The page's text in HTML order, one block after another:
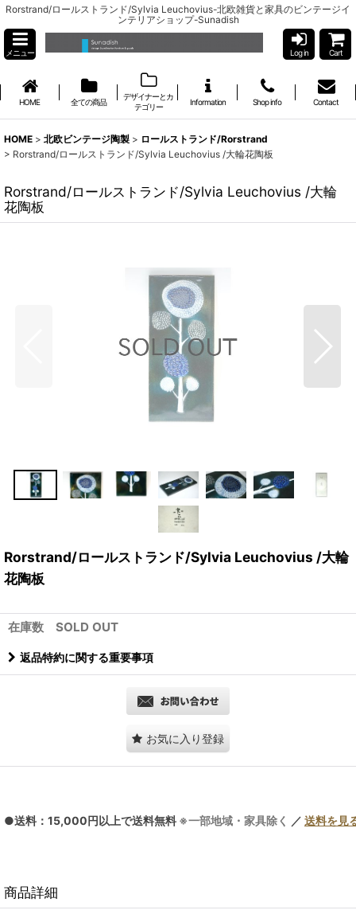
Rorstrand/ロールストランド/Sylvia Leuchovius-北欧雑貨と家具のビンテージイ
ンテリアショップ-Sunadish
メニュー Log in Cart
HOME 全ての商品
デザイナーとカ
テゴリー
Information Shop info Contact
HOME > 北欧ビンテージ陶製 > ロールストランド/Rorstrand
> Rorstrand/ロールストランド/Sylvia Leuchovius /大輪花陶板
Rorstrand/ロールストランド/Sylvia Leuchovius /大輪
花陶板
Rorstrand/ロールストランド/Sylvia Leuchovius /大輪
花陶板
在庫数 SOLD OUT
返品特約に関する重要事項
お気に入り登録
●送料：15,000円以上で送料無料 ※一部地域・家具除く ／ 送料を見
商品詳細